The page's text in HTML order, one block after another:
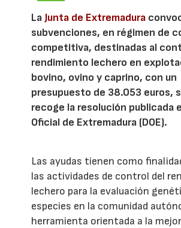
La Junta de Extremadura
subvenciones, en régimen de
competitiva, destinadas al
rendimiento lechero en
bovino, ovino y caprino, con un
presupuesto de 38.053 euros,
recoge la resolución publicada
Oficial de Extremadura (DOE).
Las ayudas tienen como
las actividades de control del
lechero para la evaluación
especies en la comunidad
herramienta orientada a la